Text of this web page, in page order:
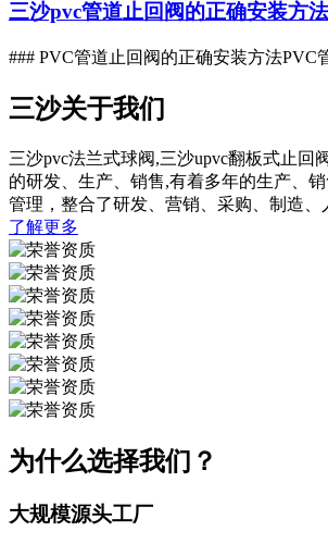
三沙pvc管道止回阀的正确安装方
### PVC管道止回阀的正确安装方法PVC
三沙关于我们
三沙pvc法兰式球阀,三沙upvc翻板式止回
的研发、生产、销售,有着多年的生产、
管理，整合了研发、营销、采购、制造
了解更多
为什么选择我们？
大规模源头工厂